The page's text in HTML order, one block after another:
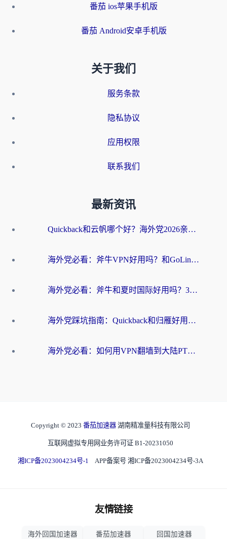
番茄 ios苹果手机版
番茄 Android安卓手机版
关于我们
服务条款
隐私协议
应用权限
联系我们
最新资讯
Quickback和云帆哪个好？海外党2026亲测指南：选对加速器大陆工具，无缝刷国内剧玩国服
海外党必看：斧牛VPN好用吗？和GoLinkVPN对比哪个回国效果更好？
海外党必看：斧牛和夏时国际好用吗？3步选对回国加速器，无缝刷国内资源
海外党踩坑指南：Quickback和归雁好用吗？选对加速器才能无缝刷国内资源
海外党必看：如何用VPN翻墙到大陆PTT？一篇解决你所有回国加速痛点
Copyright © 2023 番茄加速器 湖南精准量科技有限公司
互联网虚拟专用网业务许可证 B1-20231050
湘ICP备2023004234号-1 APP备案号 湘ICP备2023004234号-3A
友情链接
海外回国加速器 番茄加速器 回国加速器